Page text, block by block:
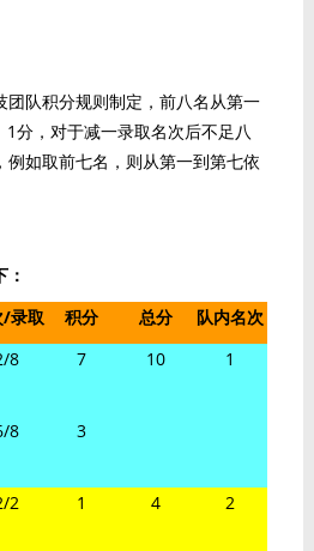
团队积分规则制定，前八名从第一
分，对于减一录取名次后不足八
如取前七名，则从第一到第七依
/录取 积分 总分 队内名次
8 7 10 1
8 3
2 1 4 2